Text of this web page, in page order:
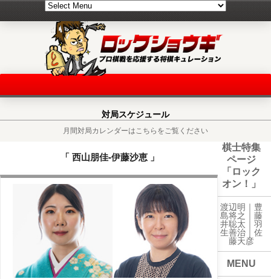
対局スケジュール
月間対局カレンダーはこちらをご覧ください
「 西山朋佳-伊藤沙恵 」
棋士特集
ページ
「ロック
オン！」
渡辺明｜ 豊
島将之
藤
井聡太
羽
生善治
佐
藤天彦
MENU